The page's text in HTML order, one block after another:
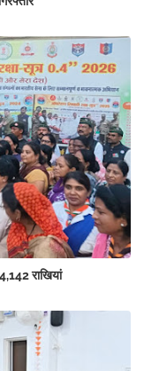
राखियां